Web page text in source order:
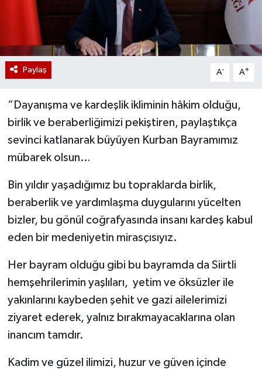
Paylaş A- A+
“Dayanışma ve kardeşlik ikliminin hâkim olduğu,
birlik ve beraberliğimizi pekiştiren, paylaştıkça
sevinci katlanarak büyüyen Kurban Bayramımız
mübarek olsun…
Bin yıldır yaşadığımız bu topraklarda birlik,
beraberlik ve yardımlaşma duygularını yücelten
bizler, bu gönül coğrafyasında insanı kardeş kabul
eden bir medeniyetin mirasçısıyız.
Her bayram olduğu gibi bu bayramda da Siirtli
hemşehrilerimin yaşlıları, yetim ve öksüzler ile
yakınlarını kaybeden şehit ve gazi ailelerimizi
ziyaret ederek, yalnız bırakmayacaklarına olan
inancım tamdır.
Kadim ve güzel ilimizi, huzur ve güven içinde